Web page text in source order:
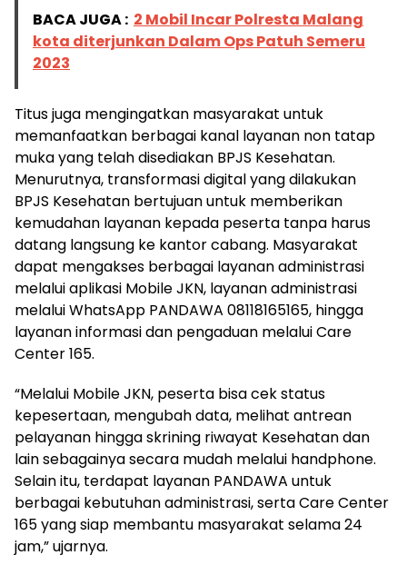
BACA JUGA : 2 Mobil Incar Polresta Malang
kota diterjunkan Dalam Ops Patuh Semeru
2023
Titus juga mengingatkan masyarakat untuk
memanfaatkan berbagai kanal layanan non tatap
muka yang telah disediakan BPJS Kesehatan.
Menurutnya, transformasi digital yang dilakukan
BPJS Kesehatan bertujuan untuk memberikan
kemudahan layanan kepada peserta tanpa harus
datang langsung ke kantor cabang. Masyarakat
dapat mengakses berbagai layanan administrasi
melalui aplikasi Mobile JKN, layanan administrasi
melalui WhatsApp PANDAWA 08118165165, hingga
layanan informasi dan pengaduan melalui Care
Center 165.
“Melalui Mobile JKN, peserta bisa cek status
kepesertaan, mengubah data, melihat antrean
pelayanan hingga skrining riwayat Kesehatan dan
lain sebagainya secara mudah melalui handphone.
Selain itu, terdapat layanan PANDAWA untuk
berbagai kebutuhan administrasi, serta Care Center
165 yang siap membantu masyarakat selama 24
jam,” ujarnya.